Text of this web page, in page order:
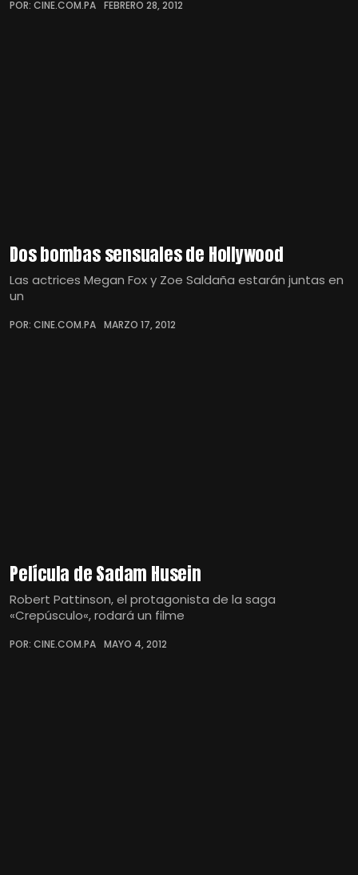
POR: CINE.COM.PA FEBRERO 28, 2012
Dos bombas sensuales de Hollywood
Las actrices Megan Fox y Zoe Saldaña estarán juntas en
un
POR: CINE.COM.PA MARZO 17, 2012
Película de Sadam Husein
Robert Pattinson, el protagonista de la saga
«Crepúsculo«, rodará un filme
POR: CINE.COM.PA MAYO 4, 2012